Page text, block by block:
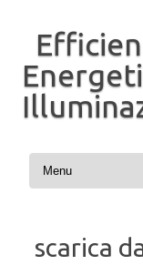
Vai al contenuto
scarica